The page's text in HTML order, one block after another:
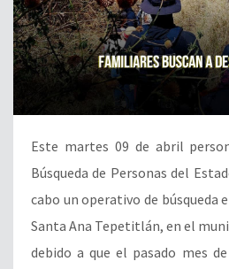
Este martes 09 de abril
Búsqueda de Personas del
cabo un operativo de búsqueda
Santa Ana Tepetitlán, en el
debido a que el pasado mes